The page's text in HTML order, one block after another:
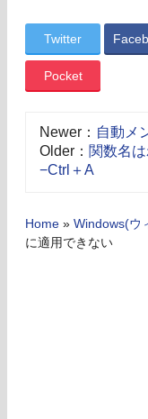
Twitter
Pocket
Newer： 自動メ
Older： 関数名
−Ctrl＋A
Home » Windows(ウ
に適用できない